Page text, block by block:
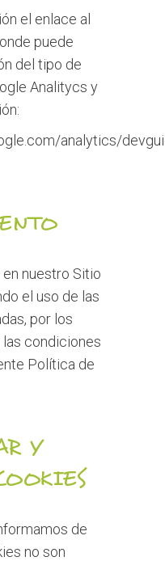
el enlace al
puede
del tipo de
Analitycs y
analytics/
nuestro Sitio
el uso de las
por los
las condiciones
Política de
Y
de
no son